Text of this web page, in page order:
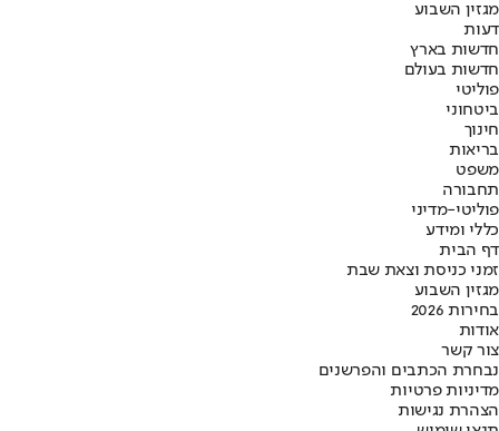
מגזין השבוע
דעות
חדשות בארץ
חדשות בעולם
פוליטי
ביטחוני
חינוך
בריאות
משפט
תחבורה
פוליטי-מדיני
כללי ומידע
דף הבית
זמני כניסת וצאת שבת
מגזין השבוע
בחירות 2026
אודות
צור קשר
נבחרת הכתבים והפרשנים
מדיניות פרטיות
הצהרת נגישות